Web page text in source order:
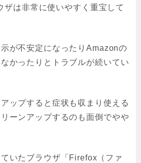
ザは非常に使いやすく重宝して
が不安定になったりAmazonの
かったりとトラブルが続いてい
ップすると症状も収まり使える
ーンアップするのも面倒でやや
いたブラウザ「Firefox（ファ